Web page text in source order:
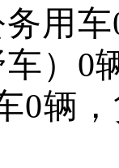
用车
） 0
0辆